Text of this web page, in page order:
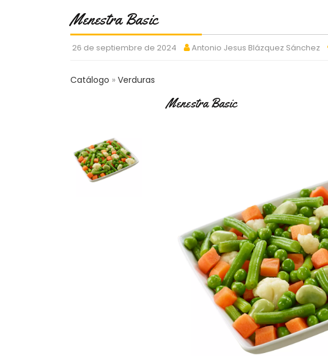
Menestra Basic
26 de septiembre de 2024 Antonio Jesus Blázquez Sánchez
Catálogo Verduras
Menestra Basic